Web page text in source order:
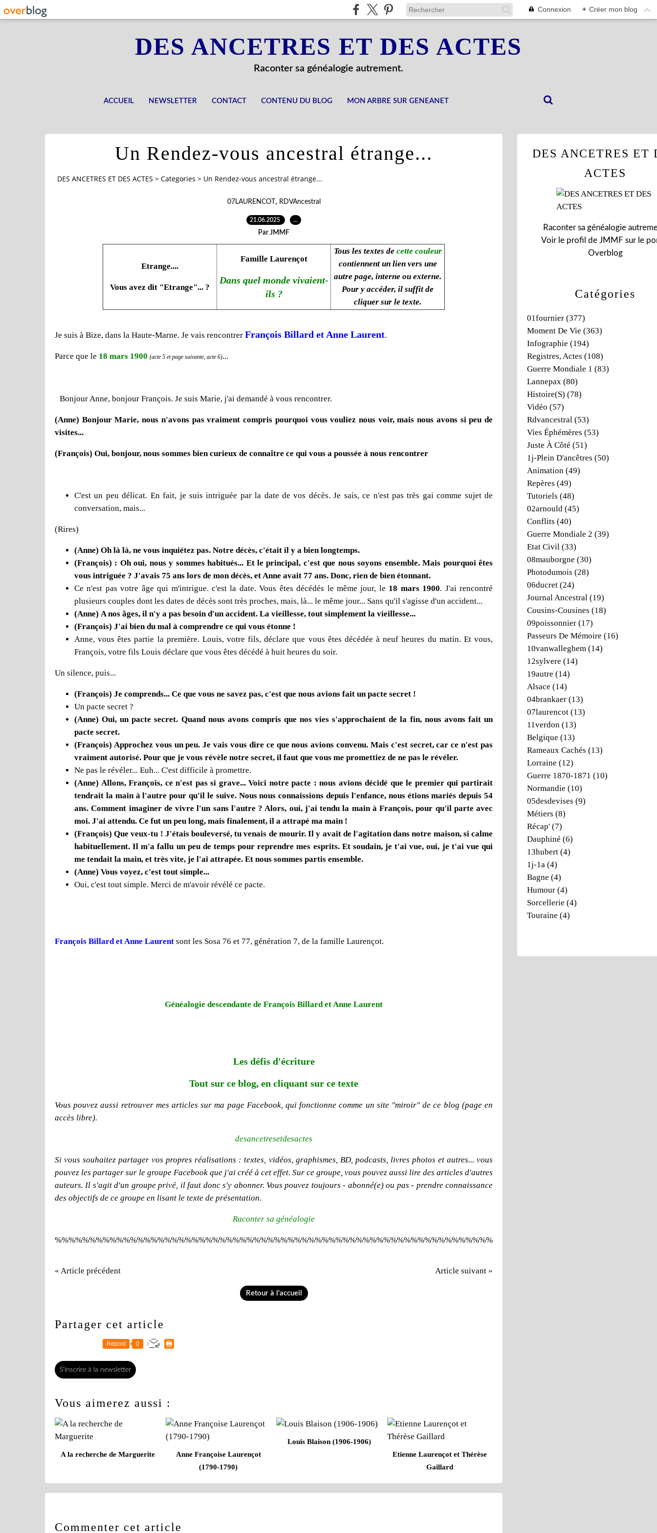
Connexion + Créer mon blog
DES ANCETRES ET DES ACTES
Raconter sa généalogie autrement.
ACCUEIL NEWSLETTER CONTACT CONTENU DU BLOG MON ARBRE SUR GENEANET
Un Rendez-vous ancestral étrange...
DES ANCETRES ET DES ACTES > Categories > Un Rendez-vous ancestral étrange...
07LAURENCOT , RDVAncestral
21.06.2025 …
Par JMMF
Etrange....
Vous avez dit "Etrange"... ?
Famille Laurençot
Dans quel monde vivaient-
ils ?
Tous les textes de cette couleur
contiennent un lien vers une
autre page, interne ou externe.
Pour y accéder, il suffit de
cliquer sur le texte.
Je suis à Bize, dans la Haute-Marne. Je vais rencontrer François Billard et Anne Laurent.
Parce que le 18 mars 1900 (acte 5 et page suivante, acte 6)...
Bonjour Anne, bonjour François. Je suis Marie, j'ai demandé à vous rencontrer.
(Anne) Bonjour Marie, nous n'avons pas vraiment compris pourquoi vous vouliez nous voir, mais nous avons si peu de
visites...
(François) Oui, bonjour, nous sommes bien curieux de connaître ce qui vous a poussée à nous rencontrer
C'est un peu délicat. En fait, je suis intriguée par la date de vos décès. Je sais, ce n'est pas très gai comme sujet de
conversation, mais...
(Rires)
(Anne) Oh là là, ne vous inquiétez pas. Notre décès, c'était il y a bien longtemps.
(François) : Oh oui, nous y sommes habitués... Et le principal, c'est que nous soyons ensemble. Mais pourquoi êtes
vous intriguée ? J'avais 75 ans lors de mon décès, et Anne avait 77 ans. Donc, rien de bien étonnant.
Ce n'est pas votre âge qui m'intrigue. c'est la date. Vous êtes décédés le même jour, le 18 mars 1900. J'ai rencontré
plusieurs couples dont les dates de décès sont très proches, mais, là... le même jour... Sans qu'il s'agisse d'un accident...
(Anne) A nos âges, il n'y a pas besoin d'un accident. La vieillesse, tout simplement la vieillesse...
(François) J'ai bien du mal à comprendre ce qui vous étonne !
Anne, vous êtes partie la première. Louis, votre fils, déclare que vous êtes décédée à neuf heures du matin. Et vous,
François, votre fils Louis déclare que vous êtes décédé à huit heures du soir.
Un silence, puis...
(François) Je comprends... Ce que vous ne savez pas, c'est que nous avions fait un pacte secret !
Un pacte secret ?
(Anne) Oui, un pacte secret. Quand nous avons compris que nos vies s'approchaient de la fin, nous avons fait un
pacte secret.
(François) Approchez vous un peu. Je vais vous dire ce que nous avions convenu. Mais c'est secret, car ce n'est pas
vraiment autorisé. Pour que je vous révèle notre secret, il faut que vous me promettiez de ne pas le révéler.
Ne pas le révéler... Euh... C'est difficile à promettre.
(Anne) Allons, François, ce n'est pas si grave... Voici notre pacte : nous avions décidé que le premier qui partirait
tendrait la main à l'autre pour qu'il le suive. Nous nous connaissions depuis l'enfance, nous étions mariés depuis 54
ans. Comment imaginer de vivre l'un sans l'autre ? Alors, oui, j'ai tendu la main à François, pour qu'il parte avec
moi. J'ai attendu. Ce fut un peu long, mais finalement, il a attrapé ma main !
(François) Que veux-tu ! J'étais bouleversé, tu venais de mourir. Il y avait de l'agitation dans notre maison, si calme
habituellement. Il m'a fallu un peu de temps pour reprendre mes esprits. Et soudain, je t'ai vue, oui, je t'ai vue qui
me tendait la main, et très vite, je l'ai attrapée. Et nous sommes partis ensemble.
(Anne) Vous voyez, c'est tout simple...
Oui, c'est tout simple. Merci de m'avoir révélé ce pacte.
François Billard et Anne Laurent sont les Sosa 76 et 77, génération 7, de la famille Laurençot.
Généalogie descendante de François Billard et Anne Laurent
Les défis d'écriture
Tout sur ce blog, en cliquant sur ce texte
Vous pouvez aussi retrouver mes articles sur ma page Facebook, qui fonctionne comme un site "miroir" de ce blog (page en
accès libre).
desancetresetdesactes
Si vous souhaitez partager vos propres réalisations : textes, vidéos, graphismes, BD, podcasts, livres photos et autres... vous
pouvez les partager sur le groupe Facebook que j'ai créé à cet effet. Sur ce groupe, vous pouvez aussi lire des articles d'autres
auteurs. Il s'agit d'un groupe privé, il faut donc s'y abonner. Vous pouvez toujours - abonné(e) ou pas - prendre connaissance
des objectifs de ce groupe en lisant le texte de présentation.
Raconter sa généalogie
%%%%%%%%%%%%%%%%%%%%%%%%%%%%%%%%%%%%%%%%%%%%%%%%%%%%%%%%%%%%%%%%
« Article précédent Article suivant »
Retour à l'accueil
Partager cet article
Repost 0
S'inscrire à la newsletter
Vous aimerez aussi :
A la recherche de Marguerite
Anne Françoise Laurençot
(1790-1790)
Louis Blaison (1906-1906)
Etienne Laurençot et Thérèse
Gaillard
Commenter cet article
Catégories
01fournier (377)
Moment De Vie (363)
Infographie (194)
Registres, Actes (108)
Guerre Mondiale 1 (83)
Lannepax (80)
Histoire(s) (78)
Vidéo (57)
Rdvancestral (53)
Vies Éphémères (53)
Juste À Côté (51)
1j-Plein D'ancêtres (50)
Animation (49)
Repères (49)
Tutoriels (48)
02arnould (45)
Conflits (40)
Guerre Mondiale 2 (39)
Etat Civil (33)
08mauborgne (30)
Photodumois (28)
06ducret (24)
Journal Ancestral (19)
Cousins-Cousines (18)
09poissonnier (17)
Passeurs De Mémoire (16)
10vanwalleghem (14)
12sylvere (14)
19autre (14)
Alsace (14)
04brankaer (13)
07laurencot (13)
11verdon (13)
Belgique (13)
Rameaux Cachés (13)
Lorraine (12)
Guerre 1870-1871 (10)
Normandie (10)
05desdevises (9)
Métiers (8)
Récap' (7)
Dauphiné (6)
13hubert (4)
1j-1a (4)
Bagne (4)
Humour (4)
Sorcellerie (4)
Touraine (4)
DES ANCETRES ET
ACTES
Raconter sa généalogie
Voir le profil de JMMF sur le
Overblog